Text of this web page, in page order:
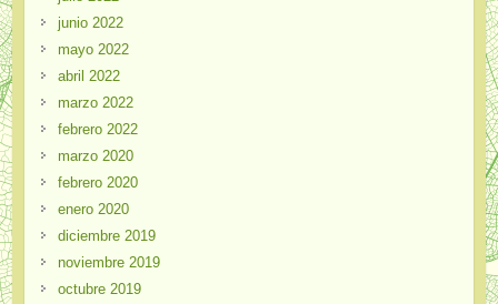
junio 2022
mayo 2022
abril 2022
marzo 2022
febrero 2022
marzo 2020
febrero 2020
enero 2020
diciembre 2019
noviembre 2019
octubre 2019